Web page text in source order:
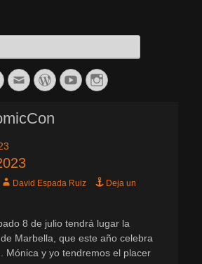
Cueto Liaño y
David Espada
Facebook
Correo
electrónico
WordPress
YouTubeInstagram
AutorDavid Espada Ruiz
Deja un
8 de julio tendrá lugar la
Marbella, que este año celebra
Mónica y yo tendremos el placer